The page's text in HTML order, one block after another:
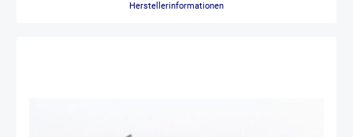
Herstellerinformationen